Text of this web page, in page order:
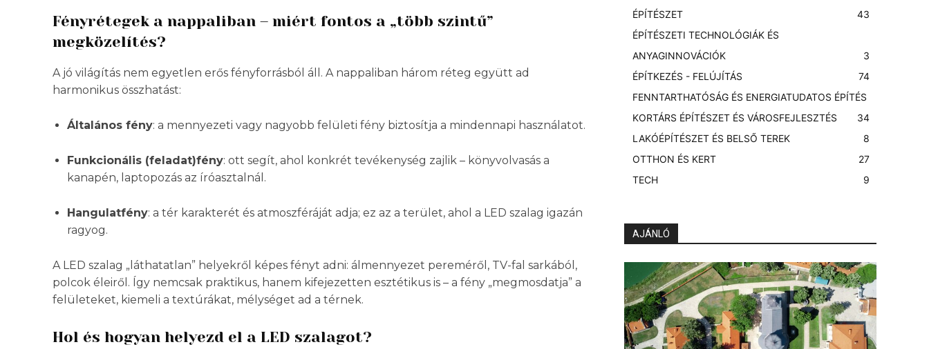
Fényrétegek a nappaliban – miért fontos a „több szintű”
megközelítés?
A jó világítás nem egyetlen erős fényforrásból áll. A nappaliban három réteg együtt ad
harmonikus összhatást:
Általános fény: a mennyezeti vagy nagyobb felületi fény biztosítja a mindennapi használatot.
Funkcionális (feladat)fény: ott segít, ahol konkrét tevékenység zajlik – könyvolvasás a
kanapén, laptopozás az íróasztalnál.
Hangulatfény: a tér karakterét és atmoszféráját adja; ez az a terület, ahol a LED szalag igazán
ragyog.
A LED szalag „láthatatlan” helyekről képes fényt adni: álmennyezet pereméről, TV-fal sarkából,
polcok éleiről. Így nemcsak praktikus, hanem kifejezetten esztétikus is – a fény „megmosdatja” a
felületeket, kiemeli a textúrákat, mélységet ad a térnek.
Hol és hogyan helyezd el a LED szalagot?
ÉPÍTÉSZET
43
ÉPÍTÉSZETI TECHNOLÓGIÁK ÉS
ANYAGINNOVÁCIÓK
3
ÉPÍTKEZÉS - FELÚJÍTÁS
74
FENNTARTHATÓSÁG ÉS ENERGIATUDATOS ÉPÍTÉS
4
KORTÁRS ÉPÍTÉSZET ÉS VÁROSFEJLESZTÉS
3
LAKÓÉPÍTÉSZET ÉS BELSŐ TEREK
8
OTTHON ÉS KERT
27
TECH
9
AJÁNLÓ